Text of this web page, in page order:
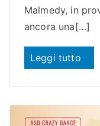
Malmedy, in
ancora una[…]
Leggi tutto